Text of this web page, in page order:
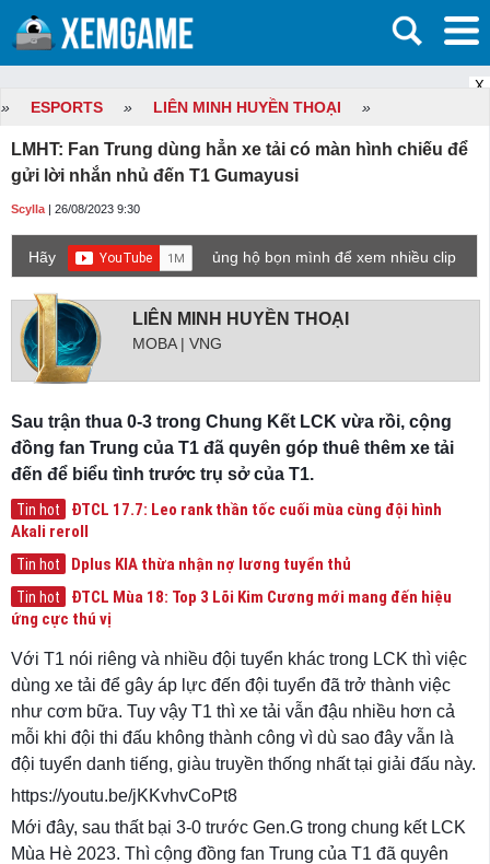
X
» ESPORTS » LIÊN MINH HUYỀN THOẠI »
LMHT: Fan Trung dùng hẳn xe tải có màn hình chiếu để
gửi lời nhắn nhủ đến T1 Gumayusi
Scylla | 26/08/2023 9:30
Hãy
ủng hộ bọn mình để xem nhiều clip
LIÊN MINH HUYỀN THOẠI
MOBA | VNG
Sau trận thua 0-3 trong Chung Kết LCK vừa rồi, cộng
đồng fan Trung của T1 đã quyên góp thuê thêm xe tải
đến để biểu tình trước trụ sở của T1.
Tin hot
ĐTCL 17.7: Leo rank thần tốc cuối mùa cùng đội hình
Akali reroll
Tin hot Dplus KIA thừa nhận nợ lương tuyển thủ
Tin hot
ĐTCL Mùa 18: Top 3 Lõi Kim Cương mới mang đến hiệu
ứng cực thú vị
Với T1 nói riêng và nhiều đội tuyển khác trong LCK thì việc
dùng xe tải để gây áp lực đến đội tuyển đã trở thành việc
như cơm bữa. Tuy vậy T1 thì xe tải vẫn đậu nhiều hơn cả
mỗi khi đội thi đấu không thành công vì dù sao đây vẫn là
đội tuyển danh tiếng, giàu truyền thống nhất tại giải đấu này.
https://youtu.be/jKKvhvCoPt8
Mới đây, sau thất bại 3-0 trước Gen.G trong chung kết LCK
Mùa Hè 2023. Thì cộng đồng fan Trung của T1 đã quyên